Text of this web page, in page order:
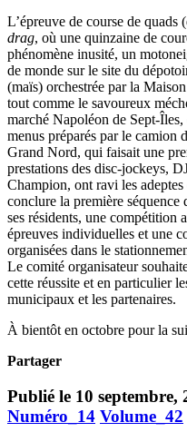
L’épreuve de course de quads
drag, où une quinzaine de
phénomène inusité, un
de monde sur le site du
(maïs) orchestrée par la
tout comme le savoureux
marché Napoléon de Sept-
menus préparés par le camion
Grand Nord, qui faisait une
prestations des disc-jockeys,
Champion, ont ravi les
conclure la première séquence
ses résidents, une compétition
épreuves individuelles et une
organisées dans le
Le comité organisateur
cette réussite et en particulier
municipaux et les partenaires.
À bientôt en octobre pour la
Partager
Publié le 10
Numéro_14 Volume_42